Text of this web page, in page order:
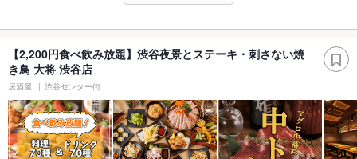
【2,200円食べ飲み放題】渋谷夜景とステーキ・刺さない焼
き鳥 大将 渋谷店
居酒屋 渋谷センター街